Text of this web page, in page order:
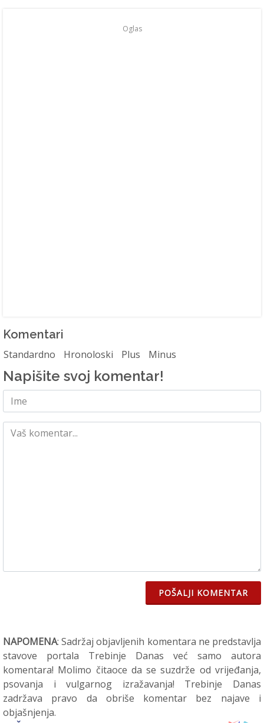
Oglas
Komentari
Standardno Hronoloski Plus Minus
Napišite svoj komentar!
POŠALJI KOMENTAR
NAPOMENA: Sadržaj objavljenih komentara ne predstavlja
stavove portala Trebinje Danas već samo autora
komentara! Molimo čitaoce da se suzdrže od vrijeđanja,
psovanja i vulgarnog izražavanja! Trebinje Danas
zadržava pravo da obriše komentar bez najave i
objašnjenja.